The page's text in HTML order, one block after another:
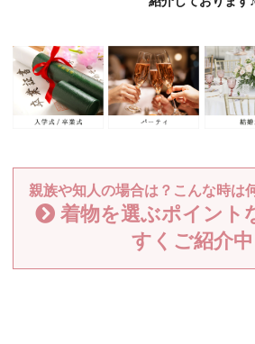
親族や知人の場合は？こんな時は
着物を選ぶポイント
すくご紹介中